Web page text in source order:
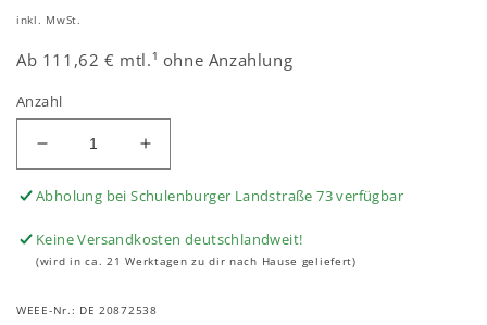
inkl. MwSt.
Ab 111,62 € mtl.¹ ohne Anzahlung
Anzahl
Verringere
die
Menge
SEAT
MÓ
Performance
Erhöhe
die
Menge
SEAT
MÓ
Performance
Abholung bei Schulenburger Landstraße 73 verfügbar
Keine Versandkosten deutschlandweit!
(wird in ca. 21 Werktagen zu dir nach Hause geliefert)
WEEE-Nr.: DE 20872538